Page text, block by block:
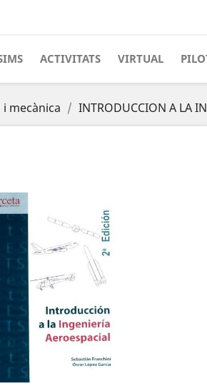
ACTIVITATS VIRTUAL
mecànica INTRODUCCION A LA